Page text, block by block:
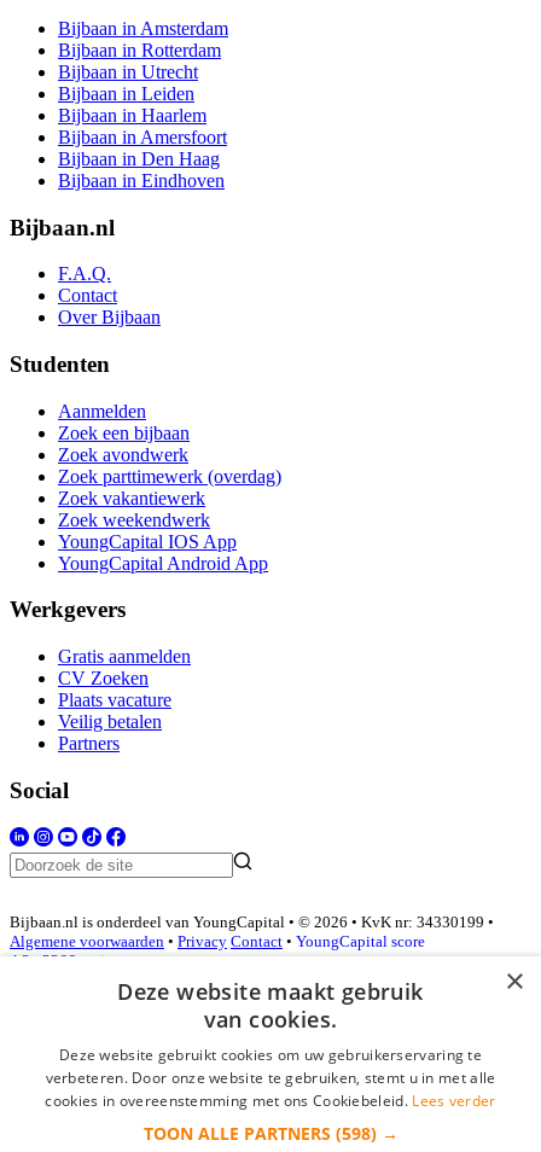
Bijbaan in Amsterdam
Bijbaan in Rotterdam
Bijbaan in Utrecht
Bijbaan in Leiden
Bijbaan in Haarlem
Bijbaan in Amersfoort
Bijbaan in Den Haag
Bijbaan in Eindhoven
Bijbaan.nl
F.A.Q.
Contact
Over Bijbaan
Studenten
Aanmelden
Zoek een bijbaan
Zoek avondwerk
Zoek parttimewerk (overdag)
Zoek vakantiewerk
Zoek weekendwerk
YoungCapital IOS App
YoungCapital Android App
Werkgevers
Gratis aanmelden
CV Zoeken
Plaats vacature
Veilig betalen
Partners
Social
Bijbaan.nl is onderdeel van YoungCapital • © 2026 • KvK nr: 34330199 •
Algemene voorwaarden • Privacy Contact • YoungCapital score
4.3 - 3366 reviews
Inloggen als bedrijf
*
×
Deze website maakt gebruik
van cookies.
Deze website gebruikt cookies om uw gebruikerservaring te
verbeteren. Door onze website te gebruiken, stemt u in met alle
cookies in overeenstemming met ons Cookiebeleid. Lees verder
TOON ALLE PARTNERS (598) →